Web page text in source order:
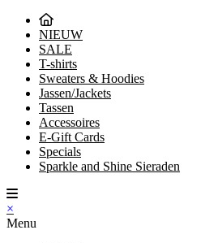
NIEUW
SALE
T-shirts
Sweaters & Hoodies
Jassen/Jackets
Tassen
Accessoires
E-Gift Cards
Specials
Sparkle and Shine Sieraden
×
Menu